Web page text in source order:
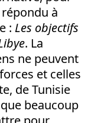
à
: Les objectifs
. La
ne peuvent
et celles
de Tunisie
beaucoup